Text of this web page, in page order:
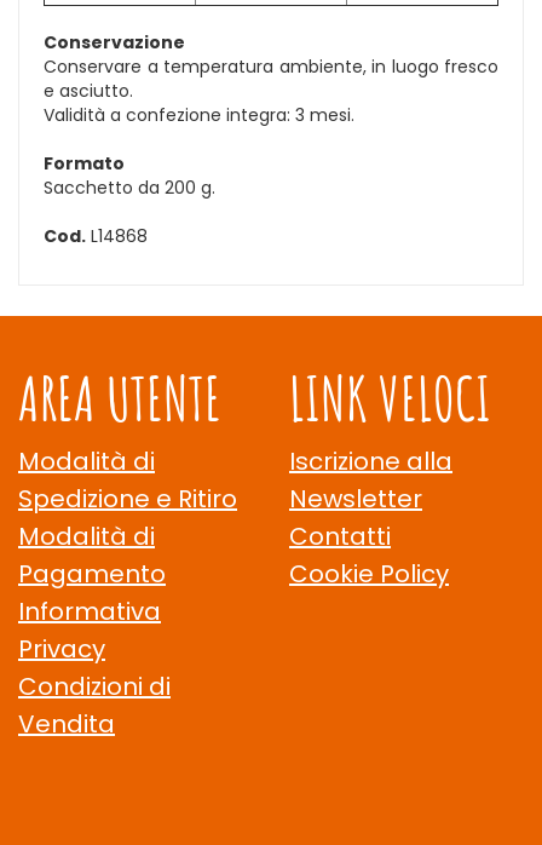
Conservazione
Conservare a temperatura ambiente, in luogo fresco
e asciutto.
Validità a confezione integra: 3 mesi.
Formato
Sacchetto da 200 g.
Cod. L14868
AREA UTENTE
Modalità di
Spedizione e Ritiro
Modalità di
Pagamento
Informativa
Privacy
Condizioni di
Vendita
LINK VELOCI
Iscrizione alla
Newsletter
Contatti
Cookie Policy